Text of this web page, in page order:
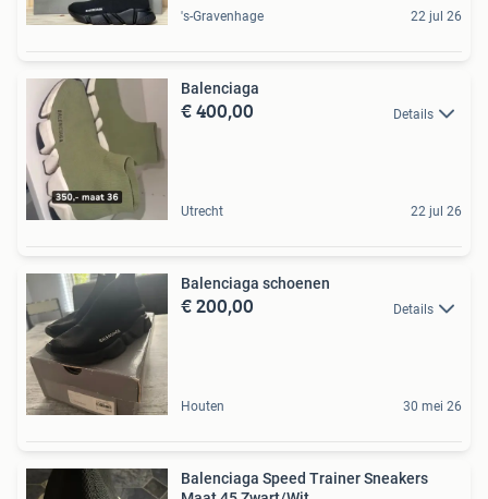
's-Gravenhage 22 jul 26
Balenciaga
€ 400,00 Details
Utrecht 22 jul 26
Balenciaga schoenen
€ 200,00 Details
Houten 30 mei 26
Balenciaga Speed Trainer Sneakers